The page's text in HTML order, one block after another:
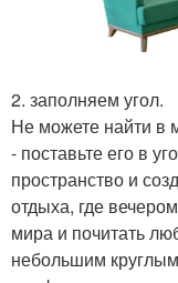
2. заполняем угол.
Не можете найти в
- поставьте его в
пространство и
отдыха, где
мира и почитать
небольшим